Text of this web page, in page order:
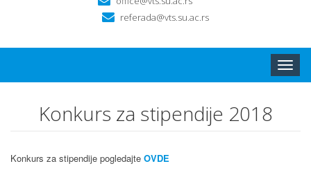
referada@vts.su.ac.rs
Toggle
Konkurs za stipendije 2018
Konkurs za stipendije pogledajte OVDE